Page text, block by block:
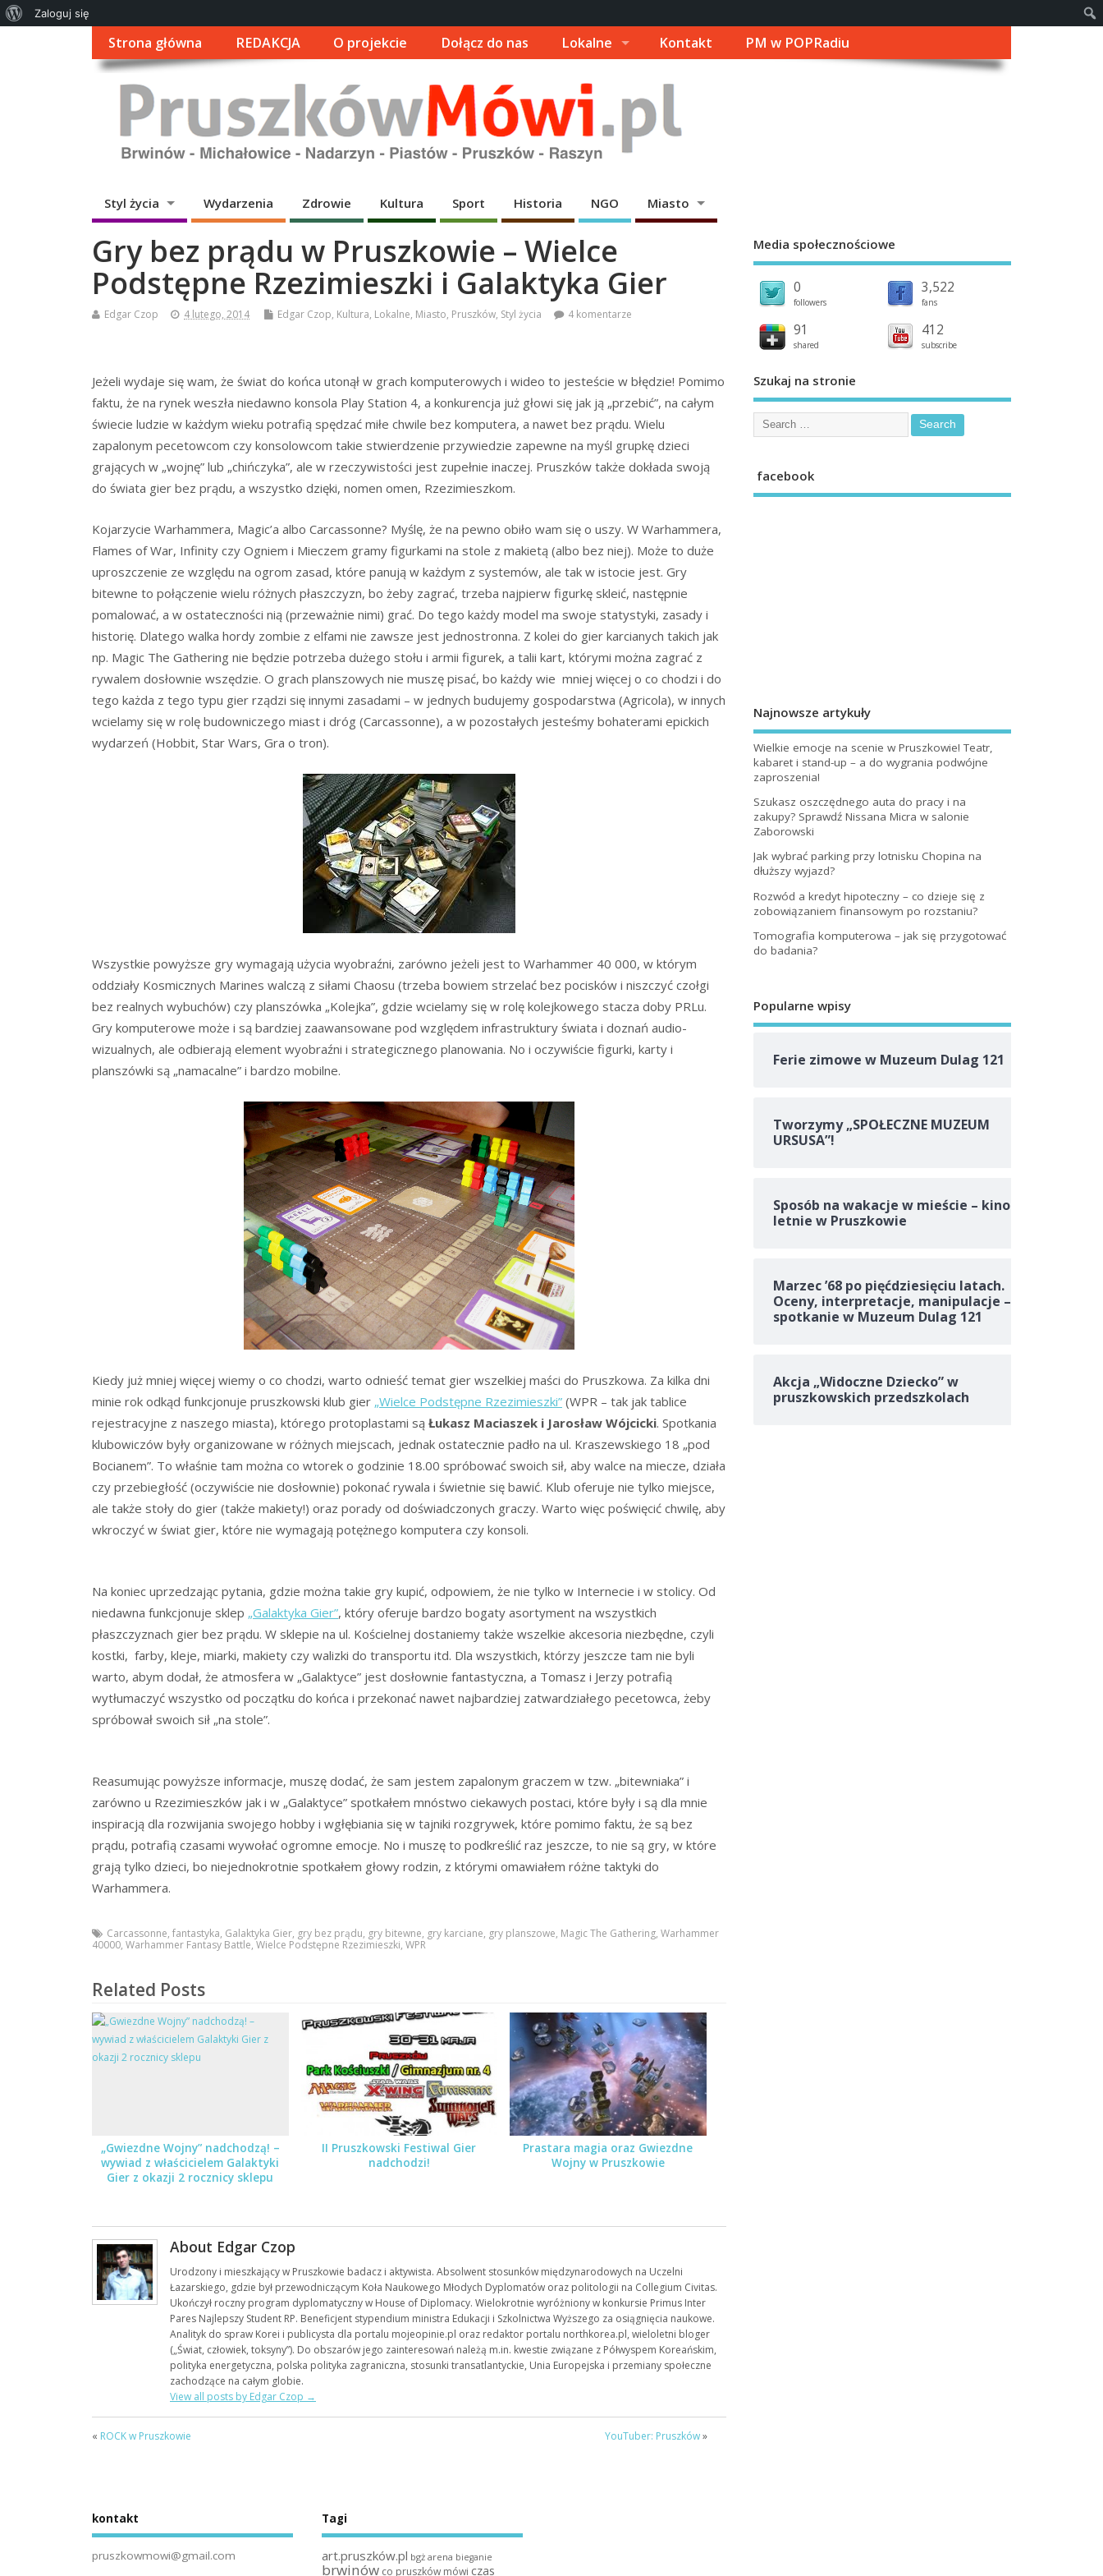
Strona główna REDAKCJA O projekcie Dołącz do nas Lokalne Kontakt PM w POPRadiu
Styl życia Wydarzenia Zdrowie Kultura Sport Historia NGO Miasto
Gry bez prądu w Pruszkowie – Wielce
Podstępne Rzezimieszki i Galaktyka Gier
Edgar Czop 4 lutego, 2014 Edgar Czop, Kultura, Lokalne, Miasto, Pruszków, Styl życia 4 komentarze
Jeżeli wydaje się wam, że świat do końca utonął w grach komputerowych i wideo to jesteście w błędzie! Pomimo
faktu, że na rynek weszła niedawno konsola Play Station 4, a konkurencja już głowi się jak ją „przebić”, na całym
świecie ludzie w każdym wieku potrafią spędzać miłe chwile bez komputera, a nawet bez prądu. Wielu
zapalonym pecetowcom czy konsolowcom takie stwierdzenie przywiedzie zapewne na myśl grupkę dzieci
grających w „wojnę” lub „chińczyka”, ale w rzeczywistości jest zupełnie inaczej. Pruszków także dokłada swoją
do świata gier bez prądu, a wszystko dzięki, nomen omen, Rzezimieszkom.
Kojarzycie Warhammera, Magic’a albo Carcassonne? Myślę, że na pewno obiło wam się o uszy. W Warhammera,
Flames of War, Infinity czy Ogniem i Mieczem gramy figurkami na stole z makietą (albo bez niej). Może to duże
uproszczenie ze względu na ogrom zasad, które panują w każdym z systemów, ale tak w istocie jest. Gry
bitewne to połączenie wielu różnych płaszczyzn, bo żeby zagrać, trzeba najpierw figurkę skleić, następnie
pomalować, a w ostateczności nią (przeważnie nimi) grać. Do tego każdy model ma swoje statystyki, zasady i
historię. Dlatego walka hordy zombie z elfami nie zawsze jest jednostronna. Z kolei do gier karcianych takich jak
np. Magic The Gathering nie będzie potrzeba dużego stołu i armii figurek, a talii kart, którymi można zagrać z
rywalem dosłownie wszędzie. O grach planszowych nie muszę pisać, bo każdy wie mniej więcej o co chodzi i do
tego każda z tego typu gier rządzi się innymi zasadami – w jednych budujemy gospodarstwa (Agricola), w innych
wcielamy się w rolę budowniczego miast i dróg (Carcassonne), a w pozostałych jesteśmy bohaterami epickich
wydarzeń (Hobbit, Star Wars, Gra o tron).
Wszystkie powyższe gry wymagają użycia wyobraźni, zarówno jeżeli jest to Warhammer 40 000, w którym
oddziały Kosmicznych Marines walczą z siłami Chaosu (trzeba bowiem strzelać bez pocisków i niszczyć czołgi
bez realnych wybuchów) czy planszówka „Kolejka”, gdzie wcielamy się w rolę kolejkowego stacza doby PRLu.
Gry komputerowe może i są bardziej zaawansowane pod względem infrastruktury świata i doznań audio-
wizualnych, ale odbierają element wyobraźni i strategicznego planowania. No i oczywiście figurki, karty i
planszówki są „namacalne” i bardzo mobilne.
Kiedy już mniej więcej wiemy o co chodzi, warto odnieść temat gier wszelkiej maści do Pruszkowa. Za kilka dni
minie rok odkąd funkcjonuje pruszkowski klub gier „Wielce Podstępne Rzezimieszki” (WPR – tak jak tablice
rejestracyjne z naszego miasta), którego protoplastami są Łukasz Maciaszek i Jarosław Wójcicki. Spotkania
klubowiczów były organizowane w różnych miejscach, jednak ostatecznie padło na ul. Kraszewskiego 18 „pod
Bocianem”. To właśnie tam można co wtorek o godzinie 18.00 spróbować swoich sił, aby walce na miecze, działa
czy przebiegłość (oczywiście nie dosłownie) pokonać rywala i świetnie się bawić. Klub oferuje nie tylko miejsce,
ale także stoły do gier (także makiety!) oraz porady od doświadczonych graczy. Warto więc poświęcić chwilę, aby
wkroczyć w świat gier, które nie wymagają potężnego komputera czy konsoli.
Na koniec uprzedzając pytania, gdzie można takie gry kupić, odpowiem, że nie tylko w Internecie i w stolicy. Od
niedawna funkcjonuje sklep „Galaktyka Gier”, który oferuje bardzo bogaty asortyment na wszystkich
płaszczyznach gier bez prądu. W sklepie na ul. Kościelnej dostaniemy także wszelkie akcesoria niezbędne, czyli
kostki, farby, kleje, miarki, makiety czy walizki do transportu itd. Dla wszystkich, którzy jeszcze tam nie byli
warto, abym dodał, że atmosfera w „Galaktyce” jest dosłownie fantastyczna, a Tomasz i Jerzy potrafią
wytłumaczyć wszystko od początku do końca i przekonać nawet najbardziej zatwardziałego pecetowca, żeby
spróbował swoich sił „na stole”.
Reasumując powyższe informacje, muszę dodać, że sam jestem zapalonym graczem w tzw. „bitewniaka” i
zarówno u Rzezimieszków jak i w „Galaktyce” spotkałem mnóstwo ciekawych postaci, które były i są dla mnie
inspiracją dla rozwijania swojego hobby i wgłębiania się w tajniki rozgrywek, które pomimo faktu, że są bez
prądu, potrafią czasami wywołać ogromne emocje. No i muszę to podkreślić raz jeszcze, to nie są gry, w które
grają tylko dzieci, bo niejednokrotnie spotkałem głowy rodzin, z którymi omawiałem różne taktyki do
Warhammera.
Carcassonne, fantastyka, Galaktyka Gier, gry bez prądu, gry bitewne, gry karciane, gry planszowe, Magic The Gathering, Warhammer
40000, Warhammer Fantasy Battle, Wielce Podstępne Rzezimieszki, WPR
Related Posts
„Gwiezdne Wojny” nadchodzą! –
wywiad z właścicielem Galaktyki
Gier z okazji 2 rocznicy sklepu
II Pruszkowski Festiwal Gier
nadchodzi!
Prastara magia oraz Gwiezdne
Wojny w Pruszkowie
About Edgar Czop
Urodzony i mieszkający w Pruszkowie badacz i aktywista. Absolwent stosunków międzynarodowych na Uczelni
Łazarskiego, gdzie był przewodniczącym Koła Naukowego Młodych Dyplomatów oraz politologii na Collegium Civitas.
Ukończył roczny program dyplomatyczny w House of Diplomacy. Wielokrotnie wyróżniony w konkursie Primus Inter
Pares Najlepszy Student RP. Beneficjent stypendium ministra Edukacji i Szkolnictwa Wyższego za osiągnięcia naukowe.
Analityk do spraw Korei i publicysta dla portalu mojeopinie.pl oraz redaktor portalu northkorea.pl, wieloletni bloger
(„Świat, człowiek, toksyny”). Do obszarów jego zainteresowań należą m.in. kwestie związane z Półwyspem Koreańskim,
polityka energetyczna, polska polityka zagraniczna, stosunki transatlantyckie, Unia Europejska i przemiany społeczne
zachodzące na całym globie.
View all posts by Edgar Czop →
« ROCK w Pruszkowie YouTuber: Pruszków»
Media społecznościowe
0
followers
3,522
fans
91
shared
412
subscribe
Szukaj na stronie
facebook
Najnowsze artykuły
Wielkie emocje na scenie w Pruszkowie! Teatr,
kabaret i stand-up – a do wygrania podwójne
zaproszenia!
Szukasz oszczędnego auta do pracy i na
zakupy? Sprawdź Nissana Micra w salonie
Zaborowski
Jak wybrać parking przy lotnisku Chopina na
dłuższy wyjazd?
Rozwód a kredyt hipoteczny – co dzieje się z
zobowiązaniem finansowym po rozstaniu?
Tomografia komputerowa – jak się przygotować
do badania?
Popularne wpisy
Ferie zimowe w Muzeum Dulag 121
Tworzymy „SPOŁECZNE MUZEUM
URSUSA”!
Sposób na wakacje w mieście – kino
letnie w Pruszkowie
Marzec ’68 po pięćdziesięciu latach.
Oceny, interpretacje, manipulacje –
spotkanie w Muzeum Dulag 121
Akcja „Widoczne Dziecko” w
pruszkowskich przedszkolach
kontakt
pruszkowmowi@gmail.com
Tagi
art.pruszków.pl bgż arena bieganie
brwinów co pruszków mówi czas
Zaloguj się